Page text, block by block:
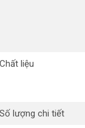
Chất liệu
Số lượng chi tiết